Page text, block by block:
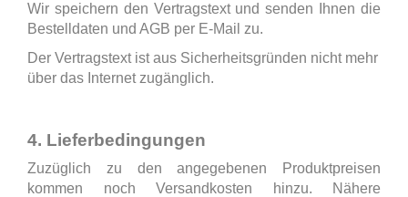
Wir speichern den Vertragstext und senden Ihnen die
Bestelldaten und AGB per E-Mail zu.
Der Vertragstext ist aus Sicherheitsgründen nicht mehr
über das Internet zugänglich.
4. Lieferbedingungen
Zuzüglich zu den angegebenen Produktpreisen
kommen noch Versandkosten hinzu. Nähere